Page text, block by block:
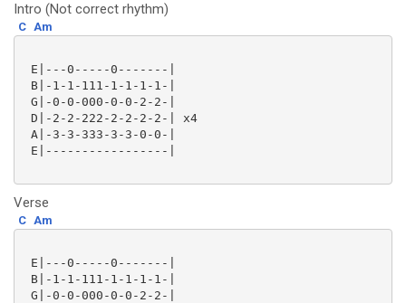
Intro (Not correct rhythm)
C Am
E|---0-----0-------|
B|-1-1-111-1-1-1-1-|
G|-0-0-000-0-0-2-2-|
D|-2-2-222-2-2-2-2-| x4
A|-3-3-333-3-3-0-0-|
E|-----------------|
Verse
C Am
E|---0-----0-------|
B|-1-1-111-1-1-1-1-|
G|-0-0-000-0-0-2-2-|